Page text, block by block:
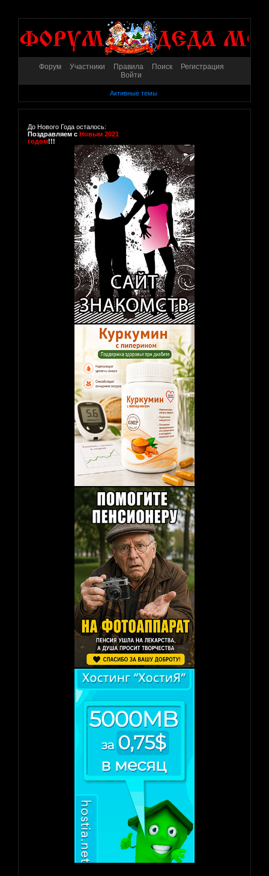
Форум Участники Правила Поиск
Регистрация
Войти
Активные темы
До Нового Года осталось:
Поздравляем с Новым 2021
годом!!!